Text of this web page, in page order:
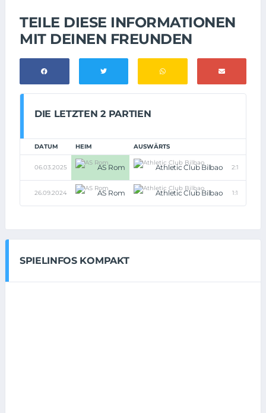
TEILE DIESE INFORMATIONEN
MIT DEINEN FREUNDEN
DIE LETZTEN 2 PARTIEN
DATUM HEIM AUSWÄRTS
06.03.2025 AS Rom Athletic Club Bilbao 2:1
26.09.2024 AS Rom Athletic Club Bilbao 1:1
SPIELINFOS KOMPAKT